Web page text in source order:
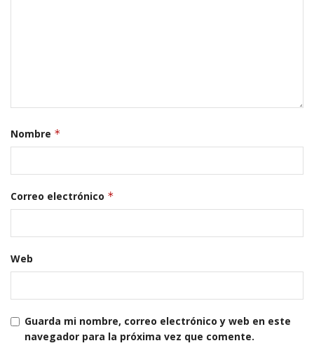
Nombre *
Correo electrónico *
Web
Guarda mi nombre, correo electrónico y web en este
navegador para la próxima vez que comente.